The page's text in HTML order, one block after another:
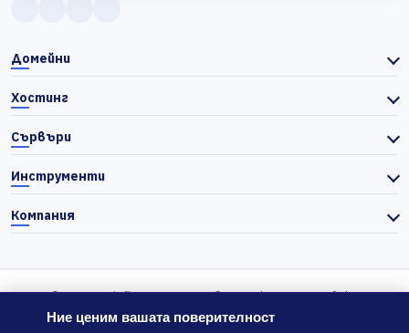
Домейни
Хостинг
Сървъри
Инструменти
Компания
© 2026 Actiefhost. Съгласно българското търговско
законодателство цените в сайта се показват без ДДС, а ДДС се
Ние ценим вашата поверителност